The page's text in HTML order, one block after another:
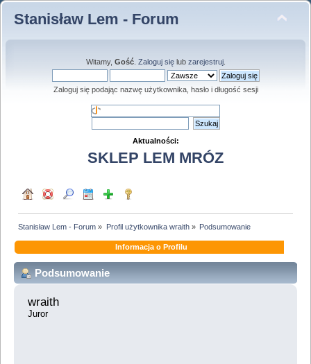
Stanisław Lem - Forum
Witamy, Gość. Zaloguj sięlub zarejestruj.
Zaloguj się podając nazwę użytkownika, hasło i długość sesji
Aktualności:
SKLEP LEM MRÓZ
Stanisław Lem - Forum » Profil użytkownika wraith» Podsumowanie
Informacja o Profilu
Podsumowanie
wraith
Juror